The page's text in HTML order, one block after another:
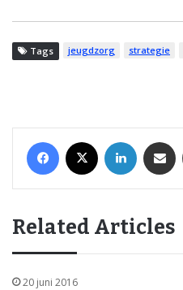
Tags jeugdzorg strategie
Related Articles
20 juni 2016